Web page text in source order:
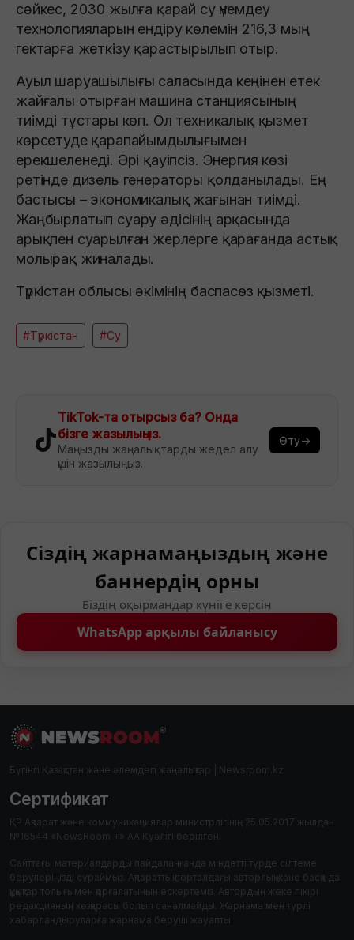
сәйкес, 2030 жылға қарай су үнемдеу
технологияларын ендіру көлемін 216,3 мың
гектарға жеткізу қарастырылып отыр.
Ауыл шаруашылығы саласында кеңінен етек
жайғалы отырған машина станциясының
тиімді тұстары көп. Ол техникалық қызмет
көрсетуде қарапайымдылығымен
ерекшеленеді. Әрі қауіпсіз. Энергия көзі
ретінде дизель генераторы қолданылады. Ең
бастысы – экономикалық жағынан тиімді.
Жаңбырлатып суару әдісінің арқасында
арықпен суарылған жерлерге қарағанда астық
молырақ жиналады.
Түркістан облысы әкімінің баспасөз қызметі.
#Түркістан #Су
TikTok-та отырсыз ба? Онда
бізге жазылыңыз.
Маңызды жаңалықтарды жедел алу
үшін жазылыңыз.
Өту→
Сіздің жарнамаңыздың және
баннердің орны
Біздің оқырмандар күніге көрсін
WhatsApp арқылы байланысу
Бүгінгі Қазақстан және әлемдегі жаңалықтар | Newsroom.kz
Сертификат
ҚР Ақпарат және коммуникациялар министрлігінің 25.05.2017 жылдан
№16544 «NewsRoom +» АА Куәлігі берілген.
Сайттағы материалдарды пайдаланғанда міндетті түрде сілтеме
берулеріңізді сұраймыз. Ақпараттық порталдағы авторлық және басқа да
құқықтар толығымен қорғалатынын ескертеміз. Автордың жеке пікірі
редакцияның көзқарасы болып саналмайды. Жарнама мен түрлі
хабарландыруларға жарнама беруші жауапты.